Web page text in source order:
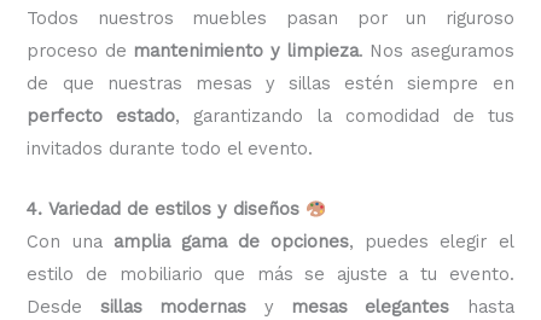
Todos nuestros muebles pasan por un riguroso
proceso de mantenimiento y limpieza. Nos aseguramos
de que nuestras mesas y sillas estén siempre en
perfecto estado, garantizando la comodidad de tus
invitados durante todo el evento.
4. Variedad de estilos y diseños
Con una amplia gama de opciones, puedes elegir el
estilo de mobiliario que más se ajuste a tu evento.
Desde sillas modernas y mesas elegantes hasta